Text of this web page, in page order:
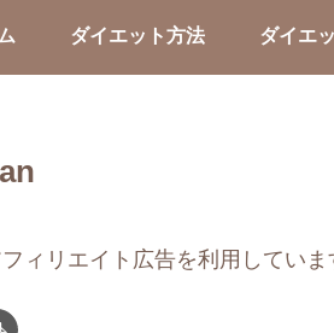
ダイエット方法 ダイエ
ィリエイト広告を利用していま